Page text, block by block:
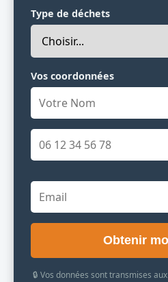
Type de déchets
Vos coordonnées
Obtenir
🔒 Vos données sont transmises